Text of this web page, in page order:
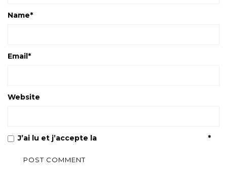
Name*
Email*
Website
J’ai lu et j’accepte la *